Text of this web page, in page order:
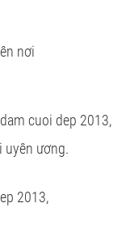
nơi
uyên ương.